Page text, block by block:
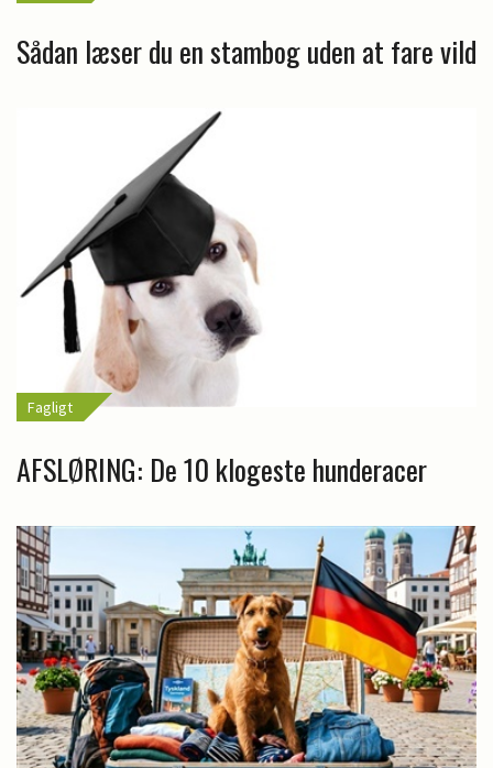
Sådan læser du en stambog uden at fare vild
Fagligt
AFSLØRING: De 10 klogeste hunderacer